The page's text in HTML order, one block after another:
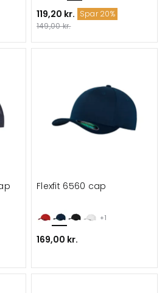
119,20 kr. Spar 20%
149,00 kr.
+1
Flexfit 6560 cap
169,00 kr.